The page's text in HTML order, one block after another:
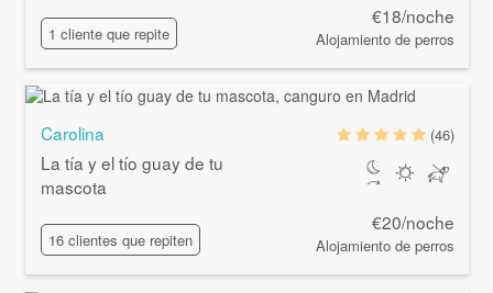
1 cliente que repite
€18/noche
Alojamiento de perros
Carolina
La tía y el tío guay de tu
mascota
16 clientes que repiten
(46)
€20/noche
Alojamiento de perros